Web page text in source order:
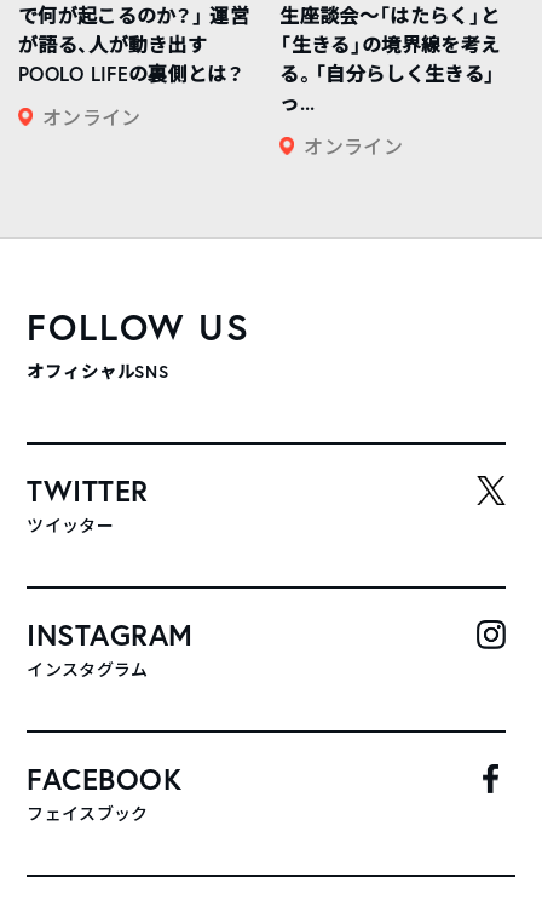
で何が起こるのか？」 運営
が語る、人が動き出す
POOLO LIFEの裏側とは？
オンライン
生座談会〜「はたらく」と
「生きる」の境界線を考え
る。「自分らしく生きる」
っ...
オンライン
FOLLOW US
オフィシャルSNS
TWITTER
ツイッター
INSTAGRAM
インスタグラム
FACEBOOK
フェイスブック